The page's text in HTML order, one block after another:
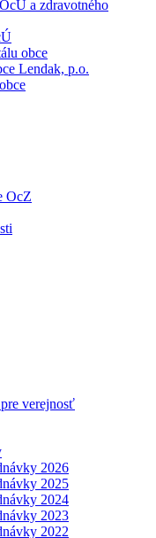
a zdravotného
obce
Lendak, p.o.
OcZ
verejnosť
2026
2025
2024
2023
2022